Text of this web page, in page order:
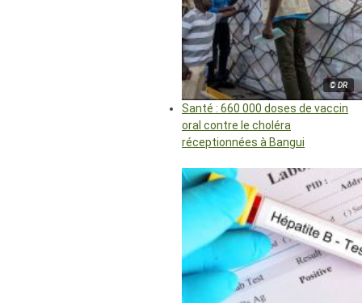
© DR
Santé : 660 000 doses de vaccin
oral contre le choléra
réceptionnées à Bangui